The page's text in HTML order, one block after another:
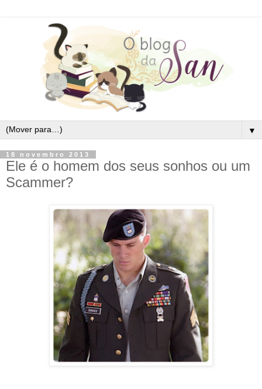
▼
18 novembro 2013
Ele é o homem dos seus sonhos ou um
Scammer?